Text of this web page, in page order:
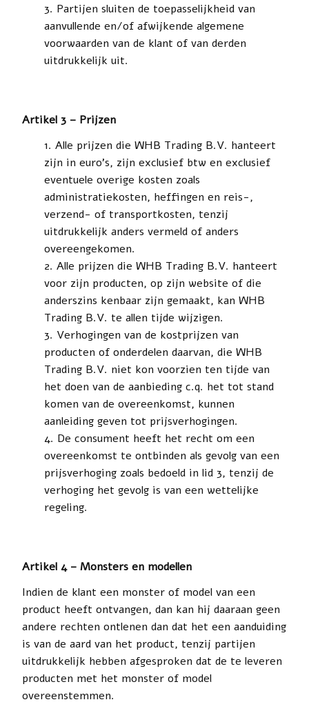
Partijen sluiten de toepasselijkheid van
aanvullende en/of afwijkende algemene
voorwaarden van de klant of van derden
uitdrukkelijk uit.
Artikel 3 – Prijzen
Alle prijzen die WHB Trading B.V. hanteert
zijn in euro’s, zijn exclusief btw en exclusief
eventuele overige kosten zoals
administratiekosten, heffingen en reis-,
verzend- of transportkosten, tenzij
uitdrukkelijk anders vermeld of anders
overeengekomen.
Alle prijzen die WHB Trading B.V. hanteert
voor zijn producten, op zijn website of die
anderszins kenbaar zijn gemaakt, kan WHB
Trading B.V. te allen tijde wijzigen.
Verhogingen van de kostprijzen van
producten of onderdelen daarvan, die WHB
Trading B.V. niet kon voorzien ten tijde van
het doen van de aanbieding c.q. het tot stand
komen van de overeenkomst, kunnen
aanleiding geven tot prijsverhogingen.
De consument heeft het recht om een
overeenkomst te ontbinden als gevolg van een
prijsverhoging zoals bedoeld in lid 3, tenzij de
verhoging het gevolg is van een wettelijke
regeling.
Artikel 4 – Monsters en modellen
Indien de klant een monster of model van een
product heeft ontvangen, dan kan hij daaraan geen
andere rechten ontlenen dan dat het een aanduiding
is van de aard van het product, tenzij partijen
uitdrukkelijk hebben afgesproken dat de te leveren
producten met het monster of model
overeenstemmen.